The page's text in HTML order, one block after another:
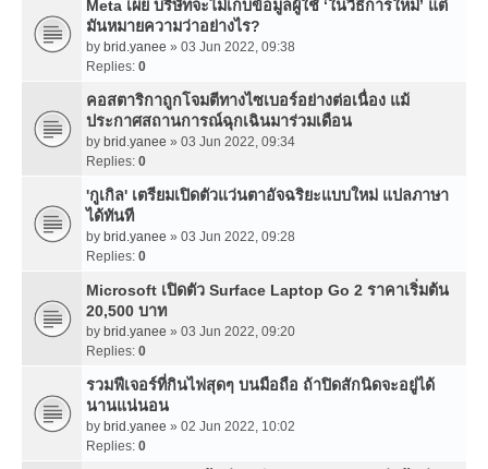
Meta เผย บริษัทจะไม่เก็บข้อมูลผู้ใช้ ‘ในวิธีการใหม่’ แต่
มันหมายความว่าอย่างไร?
by brid.yanee » 03 Jun 2022, 09:38
Replies: 0
คอสตาริกาถูกโจมตีทางไซเบอร์อย่างต่อเนื่อง แม้
ประกาศสถานการณ์ฉุกเฉินมาร่วมเดือน
by brid.yanee » 03 Jun 2022, 09:34
Replies: 0
'กูเกิล' เตรียมเปิดตัวแว่นตาอัจฉริยะแบบใหม่ แปลภาษา
ได้ทันที
by brid.yanee » 03 Jun 2022, 09:28
Replies: 0
Microsoft เปิดตัว Surface Laptop Go 2 ราคาเริ่มต้น
20,500 บาท
by brid.yanee » 03 Jun 2022, 09:20
Replies: 0
รวมฟีเจอร์ที่กินไฟสุดๆ บนมือถือ ถ้าปิดสักนิดจะอยู่ได้
นานแน่นอน
by brid.yanee » 02 Jun 2022, 10:02
Replies: 0